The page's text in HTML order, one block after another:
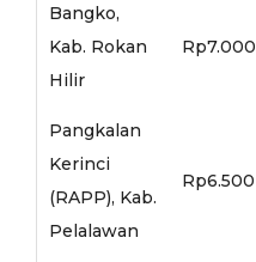
Bangko,
Kab. Rokan
Hilir
Rp7.000
Pangkalan
Kerinci
(RAPP), Kab.
Pelalawan
Rp6.500